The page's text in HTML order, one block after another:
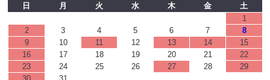
日
月 火 水 木 金
土
1
2
3 4 5 6 7
8
9
10 11 12 13 14
15
16
17 18 19 20 21
22
23
24 25 26 27 28
29